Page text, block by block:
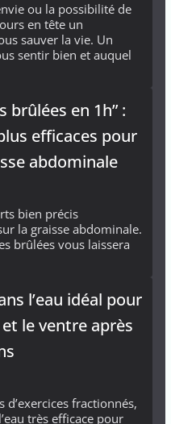
ou la possibilité de
en tête un
sauver la vie. Un
sentir bien et auquel
brûlées en 1h” :
efficaces pour
abdominale
bien précis
la graisse abdominale.
brûlées vous laissera
l’eau idéal pour
le ventre après
d’exercices fractionnés,
très efficace pour